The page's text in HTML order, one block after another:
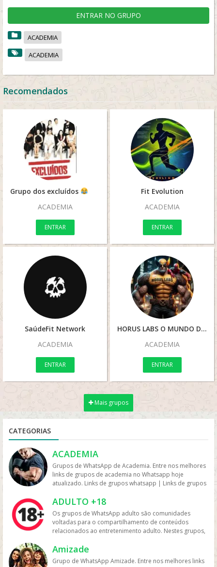
ENTRAR NO GRUPO
ACADEMIA
ACADEMIA
Recomendados
Grupo dos excluídos
ACADEMIA
ENTRAR
Fit Evolution
ACADEMIA
ENTRAR
SaúdeFit Network
ACADEMIA
ENTRAR
HORUS LABS O MUNDO DO SUCO
ACADEMIA
ENTRAR
Mais grupos
CATEGORIAS
ACADEMIA
Grupos de WhatsApp de Academia. Entre nos melhores
links de grupos de academia no Whatsapp hoje
atualizado. Links de grupos whatsapp | Links de grupos
de Whatsapp – Link Grupo Whatsapp. Só os melhores
links de grupos do Whatsapp entre agora porque os
links podem expirar. Mas antes compartilhe os grupos
na redes sociais. Conheça os grupos na rede sociais
whatsapp e converse com pessoas porque é tudo de
bom. Interaja com pessoas do brasil inteiro e também
de fora do brasil. Em grupos de whatsapp, entre em
grupos que pessoa legais. Grupos de academia
ADULTO +18
Os grupos de WhatsApp adulto são comunidades
voltadas para o compartilhamento de conteúdos
relacionados ao entretenimento adulto. Nestes grupos,
discutir temas como sensualidade, relacionamento e
experiências pessoais. Muitos desses grupos focam na
Amizade
Grupo de WhatsApp Amizade. Entre nos melhores links